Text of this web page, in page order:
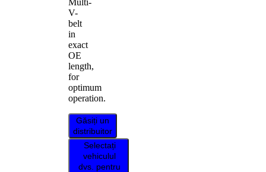
Multi-
V-
belt
in
exact
OE
length,
for
optimum
operation.
Găsiți un
distribuitor
Selectați
vehiculul
dvs. pentru